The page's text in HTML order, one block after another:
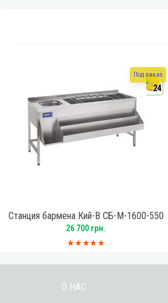
Под заказ
24
Станция бармена Кий-В СБ-М-1600-550
26 700 грн.
О НАС